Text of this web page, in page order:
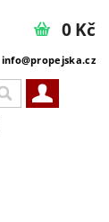
info@propejska.cz
0 Kč